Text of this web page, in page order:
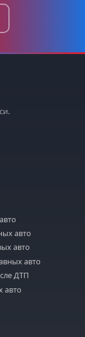
авто
авто
авто
ДТП
авто